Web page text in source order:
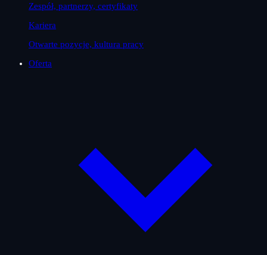
Zespół, partnerzy, certyfikaty
Kariera
Otwarte pozycje, kultura pracy
Oferta